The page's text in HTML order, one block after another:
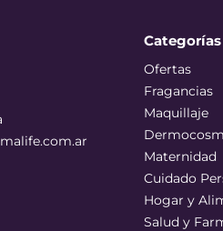
Categorías
Ofertas
Fragancias
Maquillaje
Maternidad
Cuidado
Hogar y
Salud y